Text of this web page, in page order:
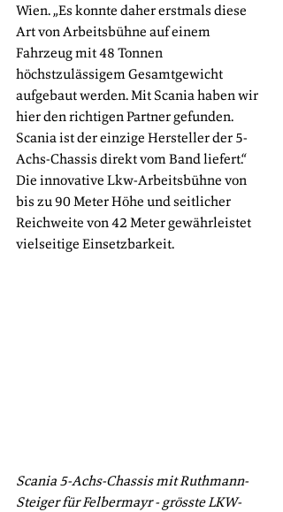
Wien. „Es konnte daher erstmals diese
Art von Arbeitsbühne auf einem
Fahrzeug mit 48 Tonnen
höchstzulässigem Gesamtgewicht
aufgebaut werden. Mit Scania haben wir
hier den richtigen Partner gefunden.
Scania ist der einzige Hersteller der 5-
Achs-Chassis direkt vom Band liefert.“
Die innovative Lkw-Arbeitsbühne von
bis zu 90 Meter Höhe und seitlicher
Reichweite von 42 Meter gewährleistet
vielseitige Einsetzbarkeit.
Scania 5-Achs-Chassis mit Ruthmann-
Steiger für Felbermayr - grösste LKW-